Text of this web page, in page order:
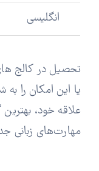
انگلیسی
تحصیل در کالج
یا این امکان را
علاقه خود،
مهارت‌های زبانی